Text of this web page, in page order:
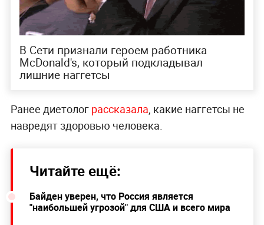
В Сети признали героем работника
McDonald's, который подкладывал
лишние наггетсы
Ранее диетолог рассказала , какие наггетсы не
навредят здоровью человека.
Читайте ещё:
Байден уверен, что Россия является
"наибольшей угрозой" для США и всего мира